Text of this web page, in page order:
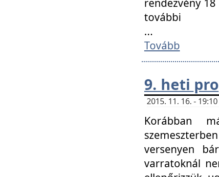
további
...
Tovább
9. heti
2015. 11. 16. -
Korábban
versenyen
varratoknál